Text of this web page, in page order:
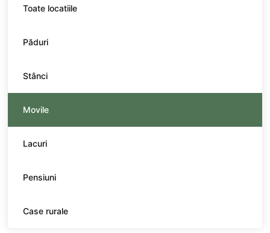
Toate locatiile
Păduri
Stânci
Movile
Lacuri
Pensiuni
Case rurale